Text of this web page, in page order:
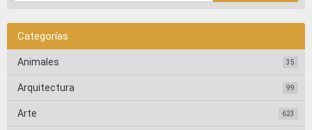
Categorías
Animales 35
Arquitectura 99
Arte 623